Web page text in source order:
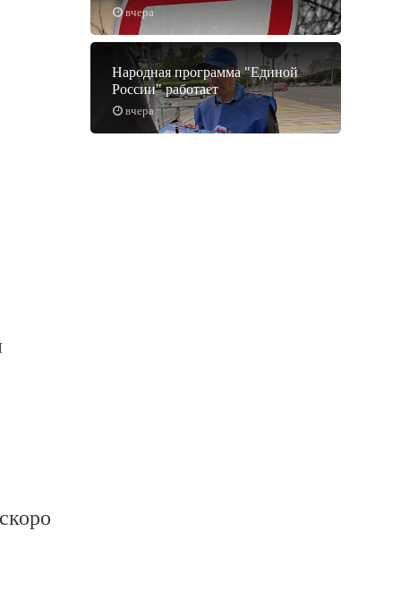
вчера
вчера
Народная программа "Единой
России" работает